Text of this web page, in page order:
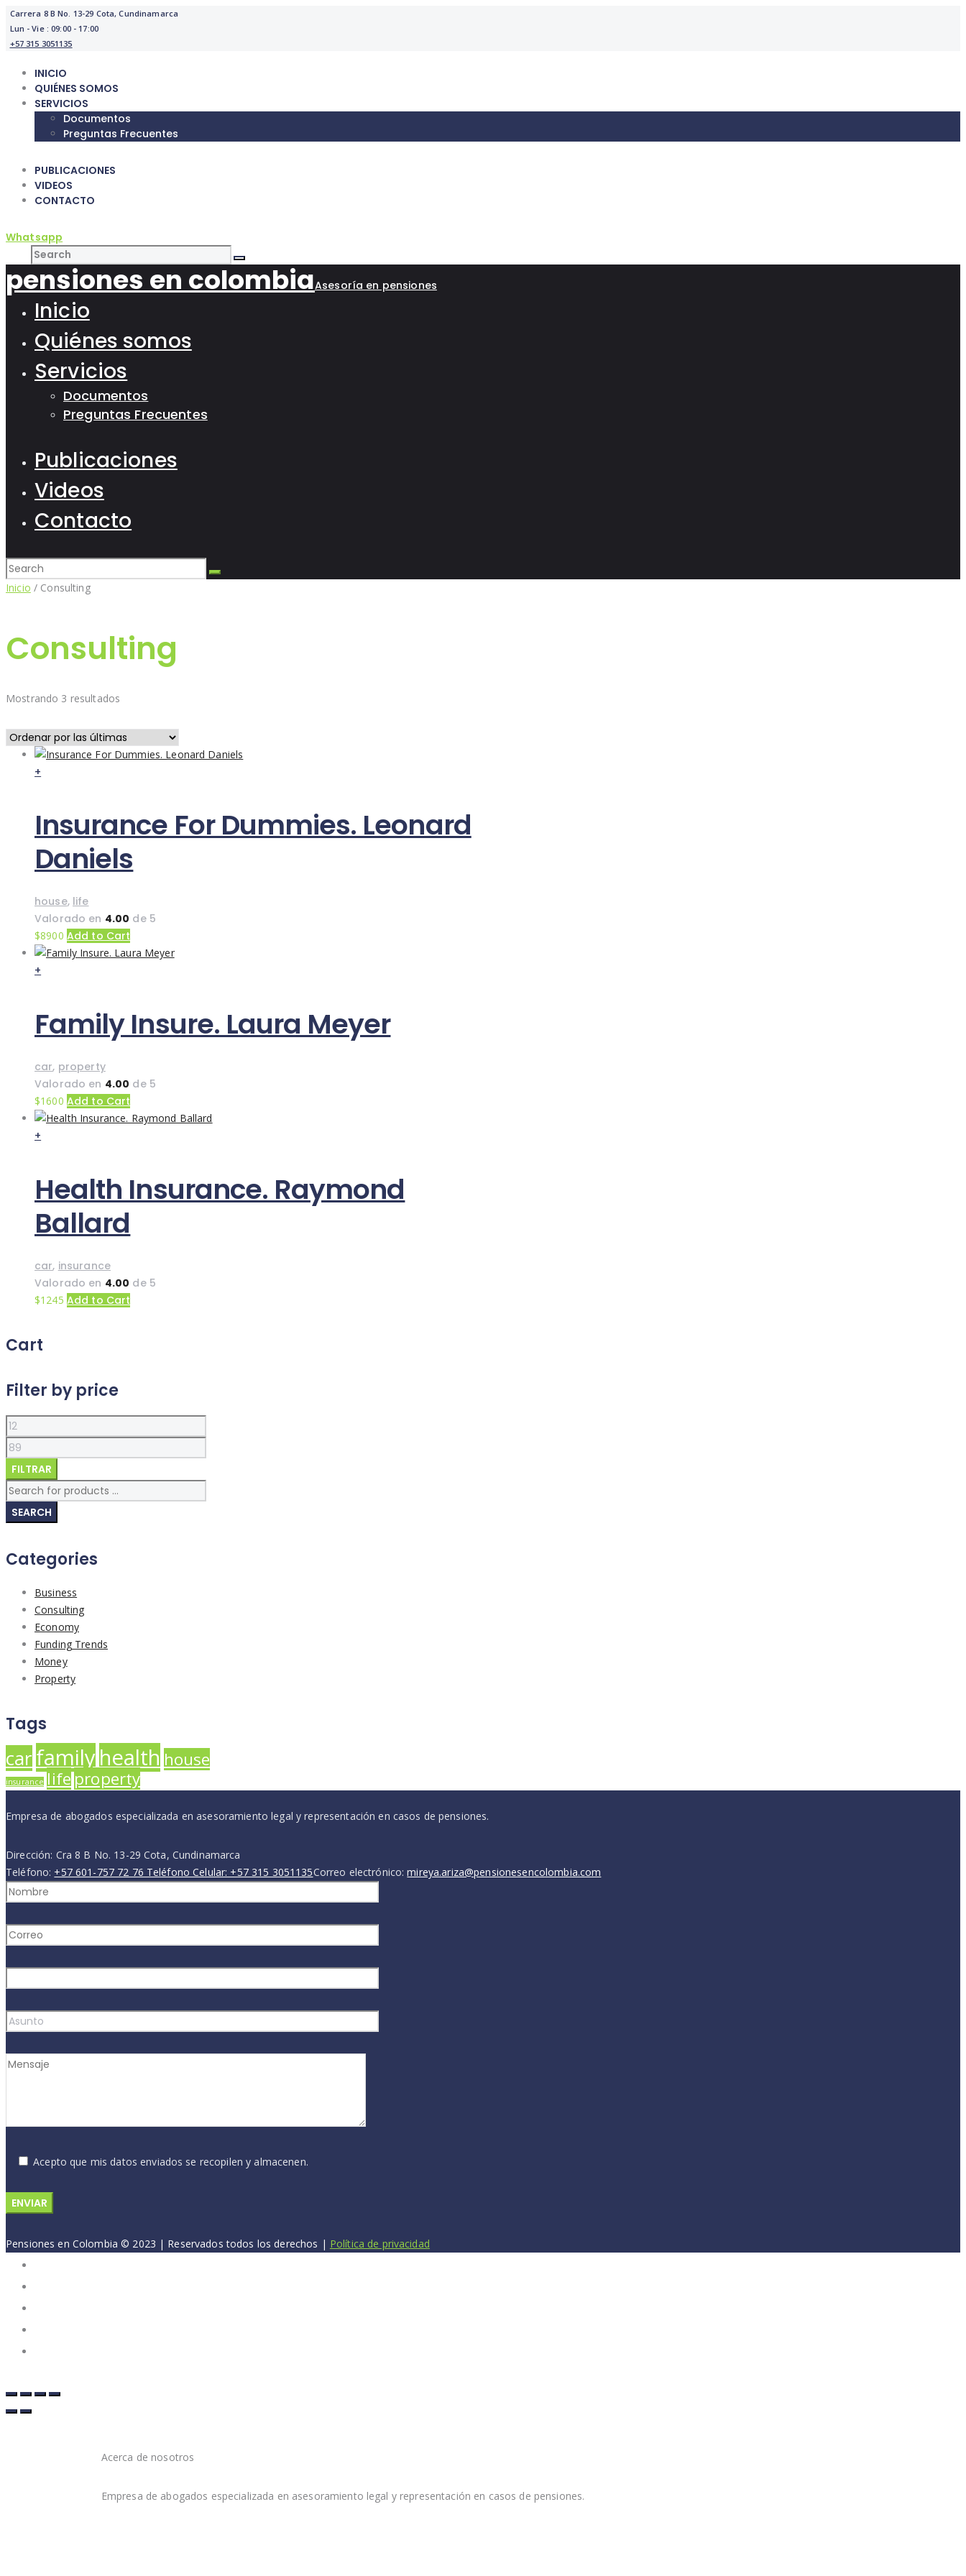
Carrera 8 B No. 13-29 Cota, Cundinamarca
Lun - Vie : 09:00 - 17:00
+57 315 3051135
INICIO
QUIÉNES SOMOS
SERVICIOS
Documentos
Preguntas Frecuentes
PUBLICACIONES
VIDEOS
CONTACTO
Whatsapp
pensiones en colombiaAsesoría en pensiones
Inicio
Quiénes somos
Servicios
Documentos
Preguntas Frecuentes
Publicaciones
Videos
Contacto
Inicio / Consulting
Consulting
Mostrando 3 resultados
latest
+
Insurance For Dummies. Leonard
Daniels
house, life
Valorado en 4.00 de 5
$8900 Add to Cart
+
Family Insure. Laura Meyer
car, property
Valorado en 4.00 de 5
$1600 Add to Cart
+
Health Insurance. Raymond
Ballard
car, insurance
Valorado en 4.00 de 5
$1245 Add to Cart
Cart
Filter by price
Precio
mínimo
máximo
FILTRAR
SEARCH
Categories
Business
Consulting
Economy
Funding Trends
Money
Property
Tags
carfamilyhealth house
insurance life property
Empresa de abogados especializada en asesoramiento legal y representación en casos de pensiones.
Dirección: Cra 8 B No. 13-29 Cota, Cundinamarca
Teléfono: +57 601-757 72 76 Teléfono Celular: +57 315 3051135Correo electrónico:mireya.ariza@pensionesencolombia.com
Acepto que mis datos enviados se recopilen y almacenen.
Pensiones en Colombia © 2023 | Reservados todos los derechos | Política de privacidad
Acerca de nosotros
Empresa de abogados especializada en asesoramiento legal y representación en casos de pensiones.